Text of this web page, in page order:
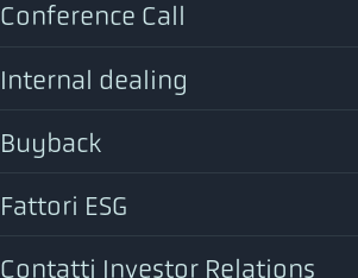
Conference Call
Internal dealing
Buyback
Fattori ESG
Contatti Investor Relations